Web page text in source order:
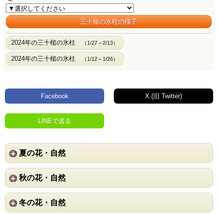
三十槌の氷柱の様子
2024年の三十槌の氷柱 （1/27～2/13）
2024年の三十槌の氷柱 （1/12～1/26）
Facebook X (旧 Twitter)
LINEで送る
夏の花・自然
秋の花・自然
冬の花・自然